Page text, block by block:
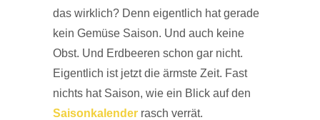
das wirklich? Denn eigentlich hat gerade
kein Gemüse Saison. Und auch keine
Obst. Und Erdbeeren schon gar nicht.
Eigentlich ist jetzt die ärmste Zeit. Fast
nichts hat Saison, wie ein Blick auf den
Saisonkalender rasch verrät.